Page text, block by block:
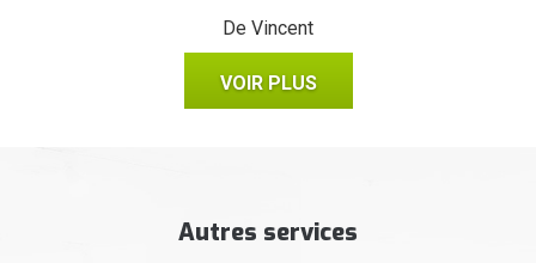
De Vincent
VOIR PLUS
Autres services